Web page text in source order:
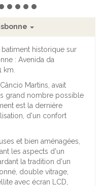
historique sur
: Avenida da
km.
Martins, avait
grand nombre possible
est la dernière
d'un confort
et bien aménagées,
les aspects d'un
la tradition d'un
double vitrage,
avec écran LCD,